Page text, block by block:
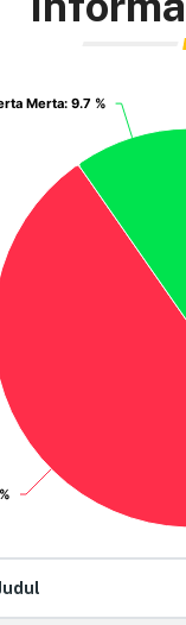
Merta: 9.7 %
Merta: 9.7 %